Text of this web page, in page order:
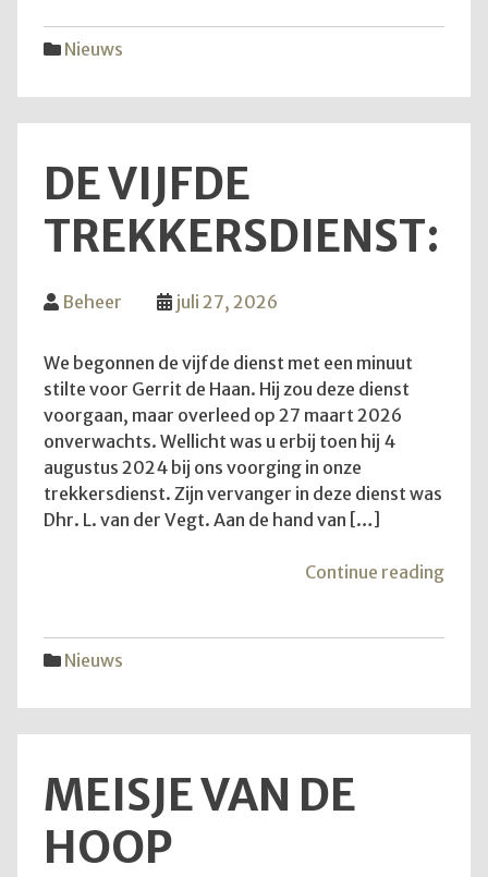
Nieuws
DE VIJFDE
TREKKERSDIENST:
Beheer juli 27, 2026
We begonnen de vijfde dienst met een minuut
stilte voor Gerrit de Haan. Hij zou deze dienst
voorgaan, maar overleed op 27 maart 2026
onverwachts. Wellicht was u erbij toen hij 4
augustus 2024 bij ons voorging in onze
trekkersdienst. Zijn vervanger in deze dienst was
Dhr. L. van der Vegt. Aan de hand van […]
Continue reading"De
Nieuws
MEISJE VAN DE
HOOP